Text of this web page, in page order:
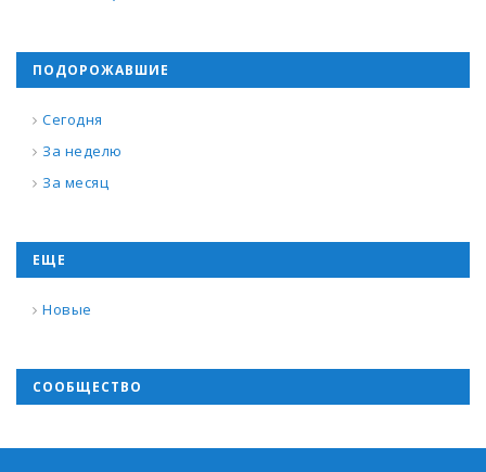
ПОДОРОЖАВШИЕ
Сегодня
За неделю
За месяц
ЕЩЕ
Новые
СООБЩЕСТВО